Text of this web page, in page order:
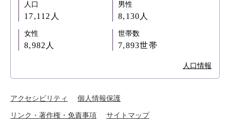
人口
17,112人
男性
8,130人
女性
8,982人
世帯数
7,893世帯
人口情報
アクセシビリティ 個人情報保護
リンク・著作権・免責事項 サイトマップ